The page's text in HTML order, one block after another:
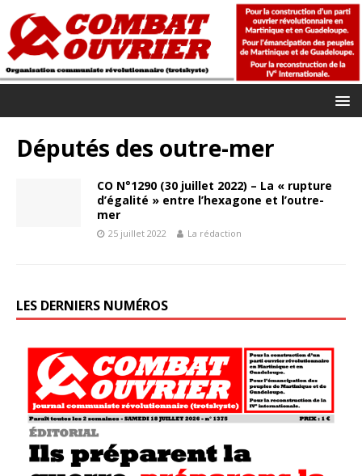
Députés des outre-mer
CO N°1290 (30 juillet 2022) – La « rupture
d’égalité » entre l’hexagone et l’outre-
mer
25 juillet 2022 La rédaction
LES DERNIERS NUMÉROS